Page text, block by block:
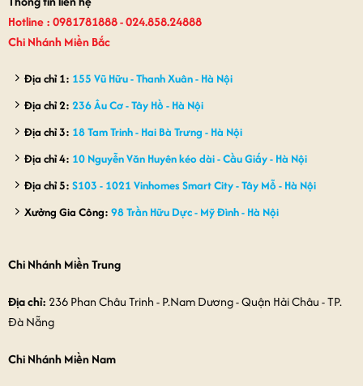
Hotline : 0981781888 - 024.858.24888
Chi Nhánh Miền Bắc
Địa chỉ 1: 155 Vũ Hữu - Thanh Xuân - Hà Nội
Địa chỉ 2: 236 Âu Cơ - Tây Hồ - Hà Nội
Địa chỉ 3: 18 Tam Trinh - Hai Bà Trưng - Hà Nội
Địa chỉ 4: 10 Nguyễn Văn Huyên kéo dài - Cầu Giấy - Hà Nội
Địa chỉ 5: S103 - 1021 Vinhomes Smart City - Tây Mỗ - Hà Nội
Xưởng Gia Công: 98 Trần Hữu Dực - Mỹ Đình - Hà Nội
Chi Nhánh Miền Trung
Địa chỉ: 236 Phan Châu Trinh - P.Nam Dương - Quận Hải Châu - TP.
Đà Nẵng
Chi Nhánh Miền Nam